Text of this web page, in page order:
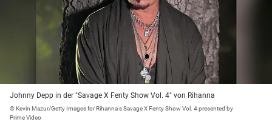
Johnny Depp in der "Savage X Fenty Show Vol. 4" von Rihanna
© Kevin Mazur/Getty Images for Rihanna's Savage X Fenty Show Vol. 4 presented by
Prime Video